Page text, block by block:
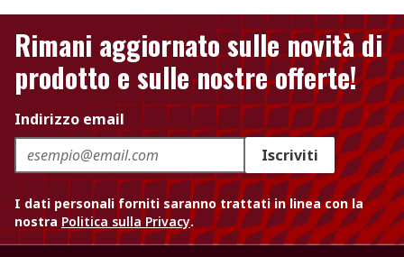
Rimani aggiornato sulle novità di
prodotto e sulle nostre offerte!
Indirizzo email
Iscriviti
I dati personali forniti saranno trattati in linea con la
nostra Politica sulla Privacy.